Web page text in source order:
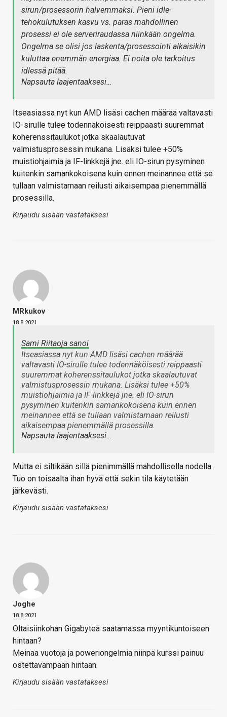
sirun/prosessorin halvemmaksi. Pieni idle-
tehokulutuksen kasvu vs. paras mahdollinen
prosessi ei ole serveriraudassa niinkään ongelma.
Ongelma se olisi jos laskenta/prosessointi alkaisikin
kuluttaa enemmän energiaa. Ei noita ole tarkoitus
idlessä pitää.
Napsauta laajentaaksesi…
Itseasiassa nyt kun AMD lisäsi cachen määrää valtavasti
IO-sirulle tulee todennäköisesti reippaasti suuremmat
koherenssitaulukot jotka skaalautuvat
valmistusprosessin mukana. Lisäksi tulee +50%
muistiohjaimia ja IF-linkkejä jne. eli IO-sirun pysyminen
kuitenkin samankokoisena kuin ennen meinannee että se
tullaan valmistamaan reilusti aikaisempaa pienemmällä
prosessilla.
Kirjaudu sisään vastataksesi
MRkukov
18.8.2021
Sami Riitaoja sanoi
Itseasiassa nyt kun AMD lisäsi cachen määrää
valtavasti IO-sirulle tulee todennäköisesti reippaasti
suuremmat koherenssitaulukot jotka skaalautuvat
valmistusprosessin mukana. Lisäksi tulee +50%
muistiohjaimia ja IF-linkkejä jne. eli IO-sirun
pysyminen kuitenkin samankokoisena kuin ennen
meinannee että se tullaan valmistamaan reilusti
aikaisempaa pienemmällä prosessilla.
Napsauta laajentaaksesi…
Mutta ei siltikään sillä pienimmällä mahdollisella nodella.
Tuo on toisaalta ihan hyvä että sekin tila käytetään
järkevästi.
Kirjaudu sisään vastataksesi
Joghe
18.8.2021
Oltaisiinkohan Gigabyteä saatamassa myyntikuntoiseen
hintaan?
Meinaa vuotoja ja poweriongelmia niinpä kurssi painuu
ostettavampaan hintaan.
Kirjaudu sisään vastataksesi